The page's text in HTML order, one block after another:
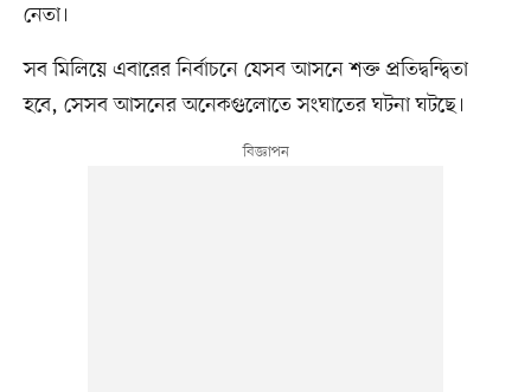
নেতা।
সব মিলিয়ে এবারের নির্বাচনে যেসব আসনে শক্ত প্রতিদ্বন্দ্বিতা
হবে, সেসব আসনের অনেকগুলোতে সংঘাতের ঘটনা ঘটছে।